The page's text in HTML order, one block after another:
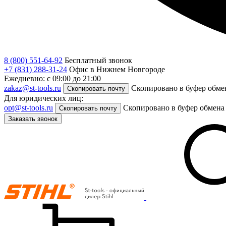
8 (800) 551-64-92 Бесплатный звонок
+7 (831) 288-31-24 Офис в Нижнем Новгороде
Ежедневно: с 09:00 до 21:00
zakaz@st-tools.ru
Скопировать почту
Скопировано в буфер
Для юридических лиц:
opt@st-tools.ru
Скопировать почту Скопировано в буфер обмена
Заказать звонок